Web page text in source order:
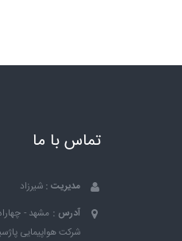
تماس با ما
مدیریت : شیرزاد
آدرس : مشهد -
شرکت هواپیمایی